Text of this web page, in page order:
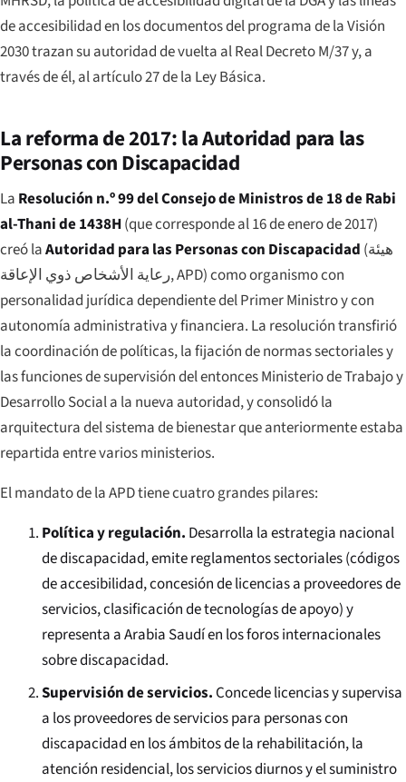
de accesibilidad en los documentos del programa de la Visión
2030 trazan su autoridad de vuelta al Real Decreto M/37 y, a
través de él, al artículo 27 de la Ley Básica.
La reforma de 2017: la Autoridad para las
Personas con Discapacidad
La Resolución n.º 99 del Consejo de Ministros de 18 de Rabi
al-Thani de 1438H(que corresponde al 16 de enero de 2017)
creó laAutoridad para las Personas con Discapacidad (هيئة
رعاية الأشخاص ذوي الإعاقة, APD) como organismo con
personalidad jurídica dependiente del Primer Ministro y con
autonomía administrativa y financiera. La resolución transfirió
la coordinación de políticas, la fijación de normas sectoriales y
las funciones de supervisión del entonces Ministerio de Trabajo y
Desarrollo Social a la nueva autoridad, y consolidó la
arquitectura del sistema de bienestar que anteriormente estaba
repartida entre varios ministerios.
El mandato de la APD tiene cuatro grandes pilares:
Política y regulación. Desarrolla la estrategia nacional
de discapacidad, emite reglamentos sectoriales (códigos
de accesibilidad, concesión de licencias a proveedores de
servicios, clasificación de tecnologías de apoyo) y
representa a Arabia Saudí en los foros internacionales
sobre discapacidad.
Supervisión de servicios.Concede licencias y supervisa
a los proveedores de servicios para personas con
discapacidad en los ámbitos de la rehabilitación, la
atención residencial, los servicios diurnos y el suministro